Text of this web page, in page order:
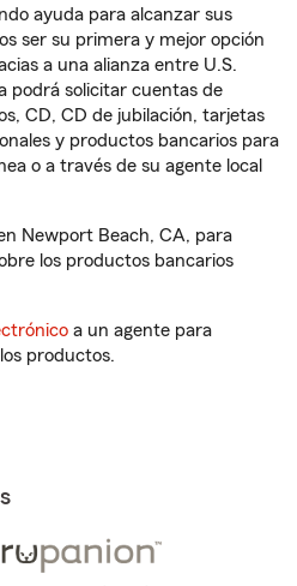
ayuda para alcanzar sus
ser su primera y mejor opción
a una alianza entre U.S.
podrá solicitar cuentas de
CD, CD de jubilación, tarjetas
y productos bancarios para
o a través de su agente local
Newport Beach, CA, para
los productos bancarios
a un agente para
productos.